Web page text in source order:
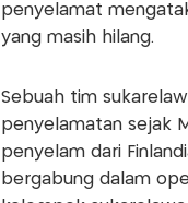
penyelamat
yang masih hilang.
Sebuah tim
penyelamatan sejak
penyelam dari
bergabung dalam